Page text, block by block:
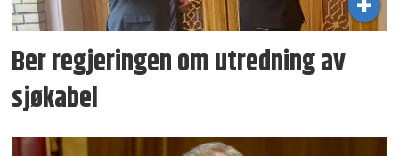
Ber regjeringen om utredning av
sjøkabel